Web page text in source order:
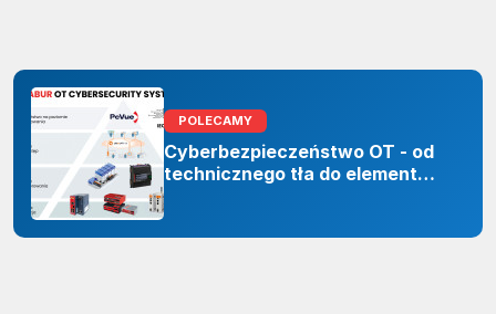
POLECAMY
Cyberbezpieczeństwo OT - od
technicznego tła do elementu